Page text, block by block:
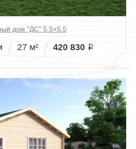
дом "ДС" 5.5×5.5
27 м² 420 830 i